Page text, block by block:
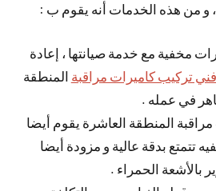
و من هذه الخدمات أنه يقوم ب :
مخفية مع خدمة صيانتها ، إعادة
فني تركيب كاميرات مراقبة المنطقة
في عمله .
المنطقة العاشرة يقوم أيضا
تتمتع بدقة عالية و مزودة أيضا